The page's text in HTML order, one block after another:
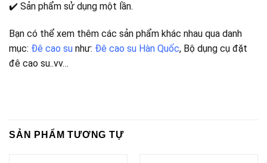
✔️ Sản phẩm sử dụng một lần.
Bạn có thể xem thêm các sản phẩm khác nhau qua danh
mục: Đê cao su như: Đê cao su Hàn Quốc, Bộ dụng cụ đặt
đê cao su..vv…
SẢN PHẨM TƯƠNG TỰ